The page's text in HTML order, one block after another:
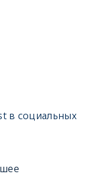
в социальных